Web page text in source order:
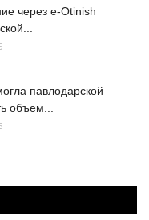
через e-Otinish
павлодарской
объем...